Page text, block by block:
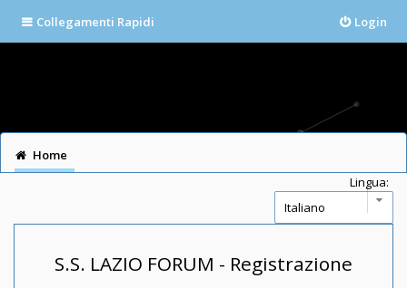
Collegamenti Rapidi Login
Home
Lingua:
S.S. LAZIO FORUM - Registrazione